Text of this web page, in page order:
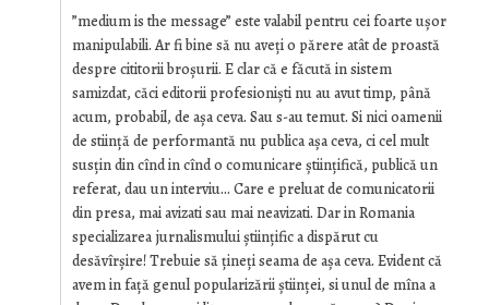
”medium is the message” este valabil pentru cei foarte ușor
manipulabili. Ar fi bine să nu aveți o părere atât de proastă
despre cititorii broșurii. E clar că e făcută in sistem
samizdat, căci editorii profesioniști nu au avut timp, până
acum, probabil, de așa ceva. Sau s-au temut. Si nici oamenii
de stiință de performantă nu publica așa ceva, ci cel mult
susțin din cînd in cînd o comunicare științifică, publică un
referat, dau un interviu… Care e preluat de comunicatorii
din presa, mai avizati sau mai neavizati. Dar in Romania
specializarea jurnalismului științific a dispărut cu
desăvîrșire! Trebuie să țineți seama de așa ceva. Evident că
avem in față genul popularizării științei, si unul de mîna a